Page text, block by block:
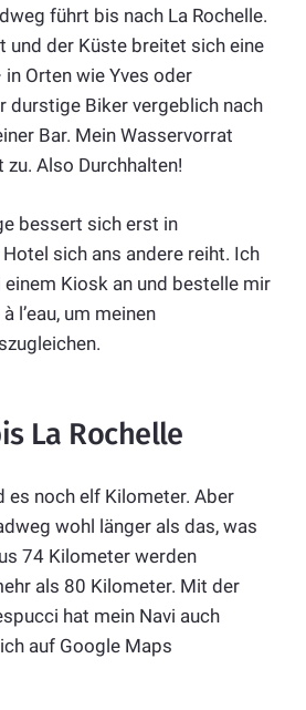
führt bis nach La Rochelle.
und der Küste breitet sich eine
Orten wie Yves oder
durstige Biker vergeblich nach
Bar. Mein Wasservorrat
Also Durchhalten!
bessert sich erst in
sich ans andere reiht. Ich
Kiosk an und bestelle mir
l’eau, um meinen
La Rochelle
es noch elf Kilometer. Aber
wohl länger als das, was
74 Kilometer werden
als 80 Kilometer. Mit der
hat mein Navi auch
auf Google Maps